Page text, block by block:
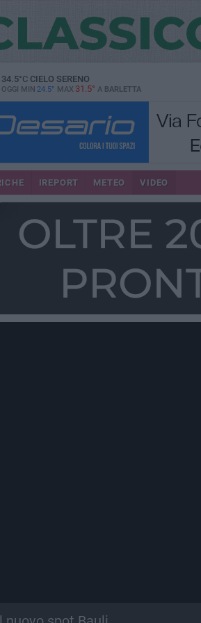
34.5°CCIELO SERENO
OGGI MIN 24.5° MAX 31.5° A BARLETTA
IREPORT METEO VIDEO